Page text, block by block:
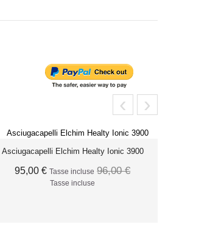
‹ ›
Asciugacapelli Elchim Healty Ionic 3900
95,00 € Tasse incluse 96,00 €
Tasse incluse